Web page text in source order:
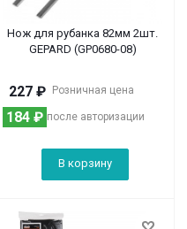
Нож для рубанка 82мм 2шт.
GEPARD (GP0680-08)
Розничная цена
227 ₽
после авторизации
184 ₽
В корзину